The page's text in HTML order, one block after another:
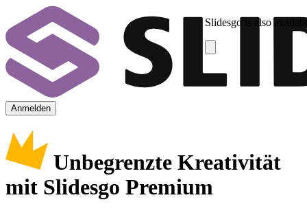
Slidesgo is also
Anmelden
Unbegrenzte Kreativität
mit Slidesgo Premium